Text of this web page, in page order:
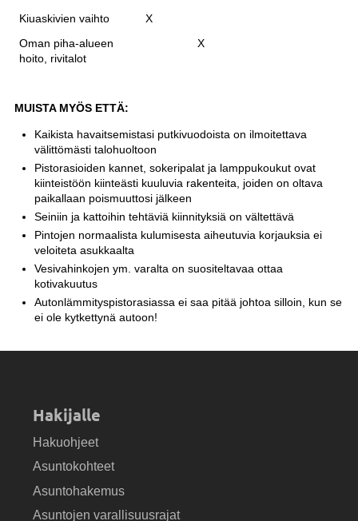
Kiuaskivien vaihto
X
Oman piha-alueen
hoito, rivitalot
X
MUISTA MYÖS ETTÄ:
Kaikista havaitsemistasi putkivuodoista on ilmoitettava
välittömästi talohuoltoon
Pistorasioiden kannet, sokeripalat ja lamppukoukut ovat
kiinteistöön kiinteästi kuuluvia rakenteita, joiden on oltava
paikallaan poismuuttosi jälkeen
Seiniin ja kattoihin tehtäviä kiinnityksiä on vältettävä
Pintojen normaalista kulumisesta aiheutuvia korjauksia ei
veloiteta asukkaalta
Vesivahinkojen ym. varalta on suositeltavaa ottaa
kotivakuutus
Autonlämmityspistorasiassa ei saa pitää johtoa silloin, kun se
ei ole kytkettynä autoon!
Hakijalle
Hakuohjeet
Asuntokohteet
Asuntohakemus
Asuntojen varallisuusrajat